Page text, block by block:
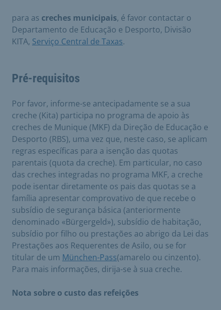
para as creches municipais, é favor contactar o
Departamento de Educação e Desporto, Divisão
KITA, Serviço Central de Taxas.
Pré-requisitos
Por favor, informe-se antecipadamente se a sua
creche (Kita) participa no programa de apoio às
creches de Munique (MKF) da Direção de Educação e
Desporto (RBS), uma vez que, neste caso, se aplicam
regras específicas para a isenção das quotas
parentais (quota da creche). Em particular, no caso
das creches integradas no programa MKF, a creche
pode isentar diretamente os pais das quotas se a
família apresentar comprovativo de que recebe o
subsídio de segurança básica (anteriormente
denominado «Bürgergeld»), subsídio de habitação,
subsídio por filho ou prestações ao abrigo da Lei das
Prestações aos Requerentes de Asilo, ou se for
titular de um München-Pass(amarelo ou cinzento).
Para mais informações, dirija-se à sua creche.
Nota sobre o custo das refeições